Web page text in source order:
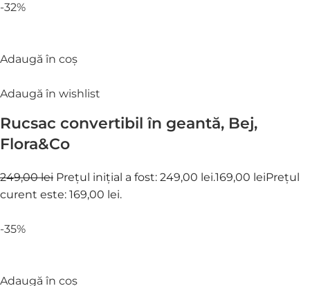
-32%
Adaugă în coș
Adaugă în wishlist
Rucsac convertibil în geantă, Bej,
Flora&Co
249,00 lei Prețul inițial a fost: 249,00 lei.169,00 leiPrețul
curent este: 169,00 lei.
-35%
Adaugă în coș